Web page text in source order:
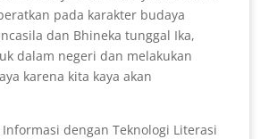
pada karakter budaya
dan Bhineka tunggal Ika,
dalam negeri dan melakukan
karena kita kaya akan
dengan Teknologi Literasi